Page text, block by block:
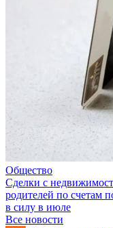
Общество
Сделки с
родителей по счетам
в силу в июле
Все новости